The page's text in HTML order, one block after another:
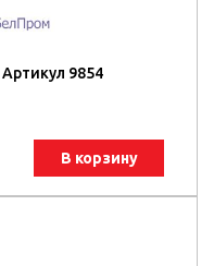
9854
В корзину